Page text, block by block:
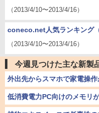
（2013/4/10〜2013/4/16）
coneco.net人気ランキング（
（2013/4/10〜2013/4/16）
今週見つけた主な新製
外出先からスマホで家電操
低消費電力PC向けのメモリ